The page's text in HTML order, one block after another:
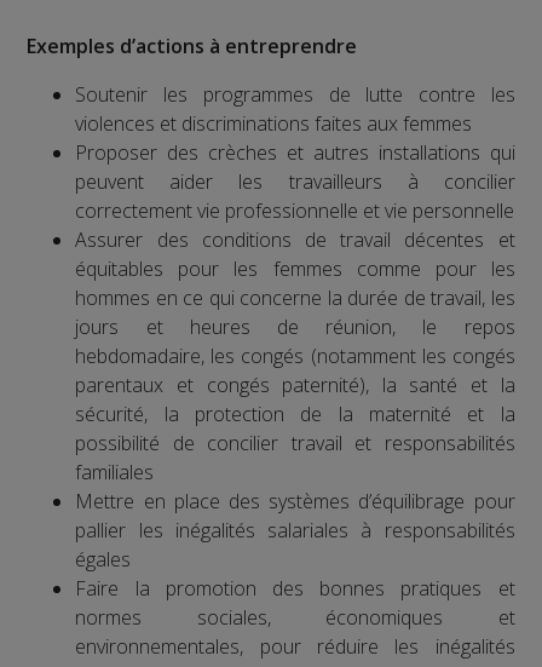
Exemples d’actions à entreprendre
Soutenir les programmes de lutte contre les
violences et discriminations faites aux femmes
Proposer des crèches et autres installations qui
peuvent aider les travailleurs à concilier
correctement vie professionnelle et vie personnelle
Assurer des conditions de travail décentes et
équitables pour les femmes comme pour les
hommes en ce qui concerne la durée de travail, les
jours et heures de réunion, le repos
hebdomadaire, les congés (notamment les congés
parentaux et congés paternité), la santé et la
sécurité, la protection de la maternité et la
possibilité de concilier travail et responsabilités
familiales
Mettre en place des systèmes d’équilibrage pour
pallier les inégalités salariales à responsabilités
égales
Faire la promotion des bonnes pratiques et
normes sociales, économiques et
environnementales, pour réduire les inégalités